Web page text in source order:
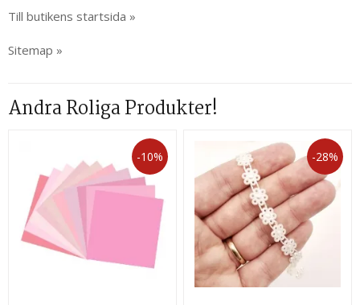
Till butikens startsida »
Sitemap »
Andra Roliga Produkter!
-10% -28%